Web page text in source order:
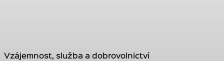
Vzájemnost, služba a dobrovolnictví